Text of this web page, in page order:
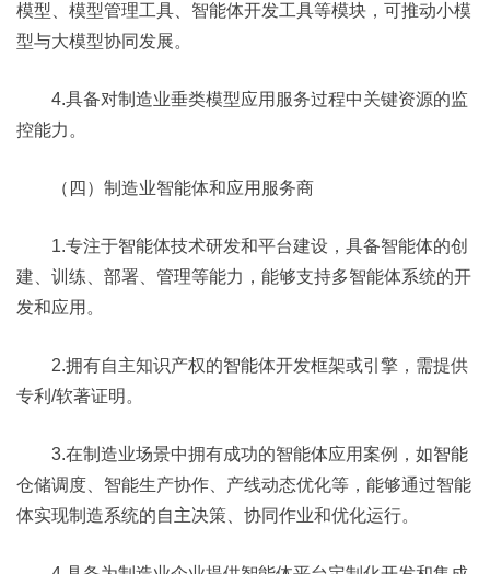
模型、模型管理工具、智能体开发工具等模块，可推动小模
型与大模型协同发展。
4.具备对制造业垂类模型应用服务过程中关键资源的监
控能力。
（四）制造业智能体和应用服务商
1.专注于智能体技术研发和平台建设，具备智能体的创
建、训练、部署、管理等能力，能够支持多智能体系统的开
发和应用。
2.拥有自主知识产权的智能体开发框架或引擎，需提供
专利/软著证明。
3.在制造业场景中拥有成功的智能体应用案例，如智能
仓储调度、智能生产协作、产线动态优化等，能够通过智能
体实现制造系统的自主决策、协同作业和优化运行。​